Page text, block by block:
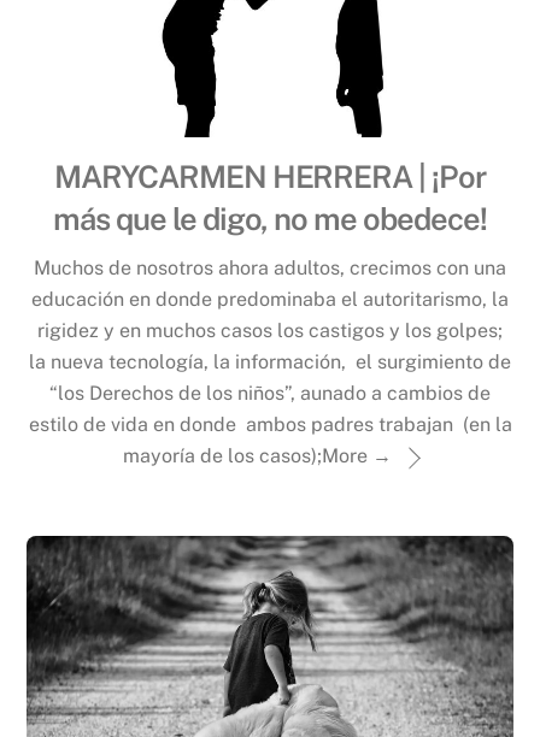
MARYCARMEN HERRERA | ¡Por
más que le digo, no me obedece!
Muchos de nosotros ahora adultos, crecimos con una
educación en donde predominaba el autoritarismo, la
rigidez y en muchos casos los castigos y los golpes;
la nueva tecnología, la información, el surgimiento de
“los Derechos de los niños”, aunado a cambios de
estilo de vida en donde ambos padres trabajan (en la
mayoría de los casos);More →